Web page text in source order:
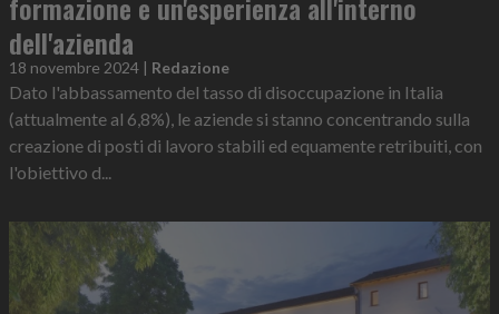
dell'azienda
18 novembre 2024 | Redazione
Dato l'abbassamento del tasso di disoccupazione in Italia
(attualmente al 6,8%), le aziende si stanno concentrando sulla
creazione di posti di lavoro stabili ed equamente retribuiti, con
l'obiettivo d...